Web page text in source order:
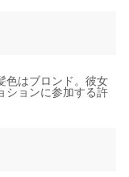
色はブロンド。彼女
ションに参加する許